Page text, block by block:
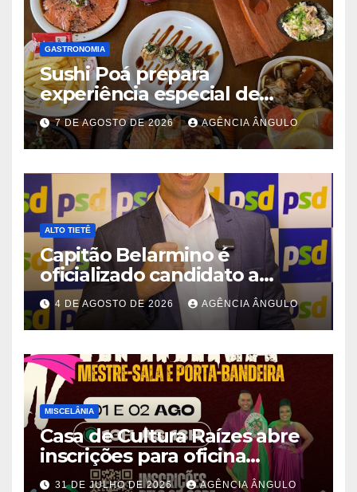
GASTRONOMIA
Sushi Poá prepara
experiência especial de
rodízio para o Dia dos Pais
7 DE AGOSTO DE 2026 AGÊNCIA ÂNGULO
ALTO TIETÊ
Capitão Belarmino é
oficializado candidato a
deputado estadual pelo PSD
durante convenção em São
Paulo
4 DE AGOSTO DE 2026 AGÊNCIA ÂNGULO
MISCELÂNIA
Casa de Cultura Raízes abre
inscrições para oficina
gratuita de Mestre-Sala e
31 DE JULHO DE 2026 AGÊNCIA ÂNGULO